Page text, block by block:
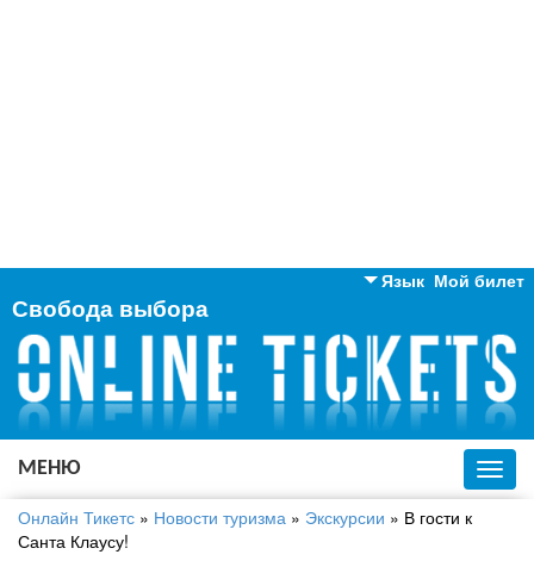
Мой билет
Язык
Английский
Русский
Украинский
Свобода выбора
МЕНЮ
Онлайн Тикетс » Новости туризма » Экскурсии » В гости к
Санта Клаусу!